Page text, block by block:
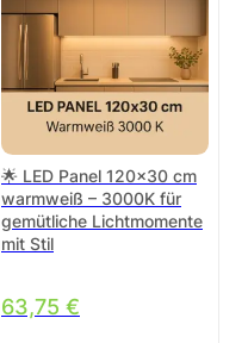
🌟 LED Panel 120×30 cm
warmweiß – 3000K für
gemütliche Lichtmomente
mit Stil
63,75 €